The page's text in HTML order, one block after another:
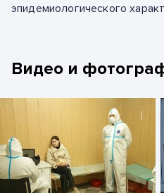
эпидемиологического
Видео и